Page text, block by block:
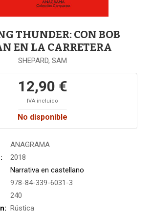
THUNDER: CON BOB
EN LA CARRETERA
SHEPARD, SAM
12,90 €
IVA incluido
No disponible
ANAGRAMA
2018
Narrativa en castellano
978-84-339-6031-3
240
Rústica